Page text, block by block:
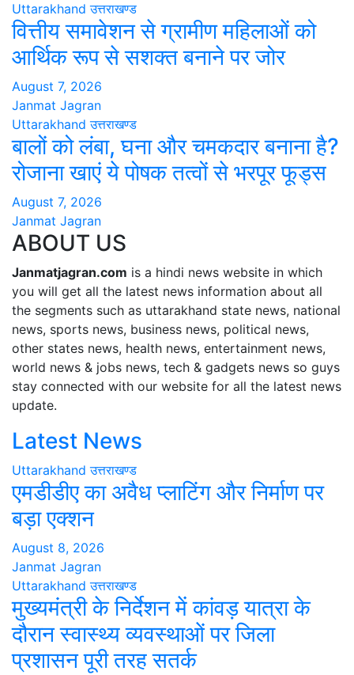
Uttarakhand उत्तराखण्ड
वित्तीय समावेशन से ग्रामीण महिलाओं को
आर्थिक रूप से सशक्त बनाने पर जोर
August 7, 2026
Janmat Jagran
Uttarakhand उत्तराखण्ड
बालों को लंबा, घना और चमकदार बनाना है?
रोजाना खाएं ये पोषक तत्वों से भरपूर फूड्स
August 7, 2026
Janmat Jagran
ABOUT US
Janmatjagran.com is a hindi news website in which
you will get all the latest news information about all
the segments such as uttarakhand state news, national
news, sports news, business news, political news,
other states news, health news, entertainment news,
world news & jobs news, tech & gadgets news so guys
stay connected with our website for all the latest news
update.
Latest News
Uttarakhand उत्तराखण्ड
एमडीडीए का अवैध प्लाटिंग और निर्माण पर
बड़ा एक्शन
August 8, 2026
Janmat Jagran
Uttarakhand उत्तराखण्ड
मुख्यमंत्री के निर्देशन में कांवड़ यात्रा के
दौरान स्वास्थ्य व्यवस्थाओं पर जिला
प्रशासन पूरी तरह सतर्क